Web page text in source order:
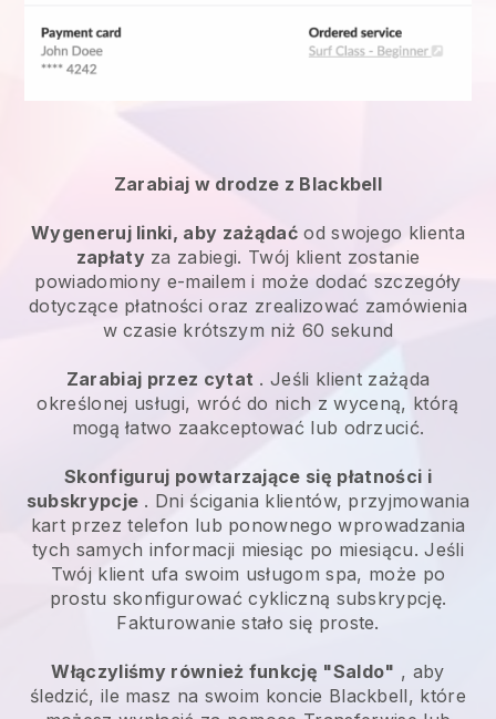
Zarabiaj w drodze z Blackbell
Wygeneruj linki, aby zażądaćod swojego klienta
zapłatyza zabiegi. Twój klient zostanie
powiadomiony e-mailem i może dodać szczegóły
dotyczące płatności oraz zrealizować zamówienia
w czasie krótszym niż 60 sekund
Zarabiaj przez cytat . Jeśli klient zażąda
określonej usługi, wróć do nich z wyceną, którą
mogą łatwo zaakceptować lub odrzucić.
Skonfiguruj powtarzające się płatności i
subskrypcje . Dni ścigania klientów, przyjmowania
kart przez telefon lub ponownego wprowadzania
tych samych informacji miesiąc po miesiącu. Jeśli
Twój klient ufa swoim usługom spa, może po
prostu skonfigurować cykliczną subskrypcję.
Fakturowanie stało się proste.
Włączyliśmy również funkcję "Saldo" , aby
śledzić, ile masz na swoim koncie Blackbell, które